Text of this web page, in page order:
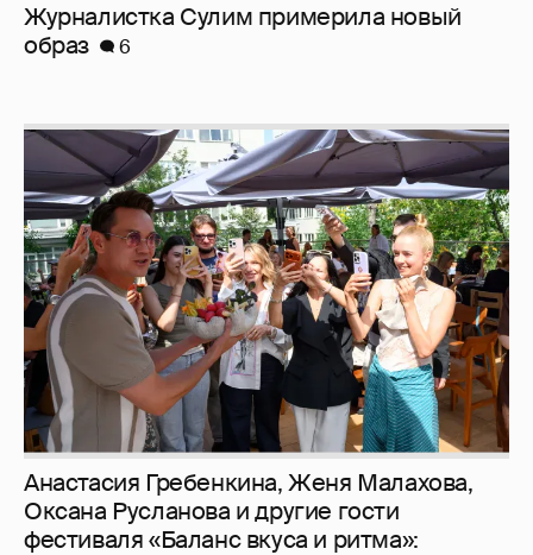
Журналистка Сулим примерила новый
образ
6
Анастасия Гребенкина, Женя Малахова,
Оксана Русланова и другие гости
фестиваля «Баланс вкуса и ритма»: